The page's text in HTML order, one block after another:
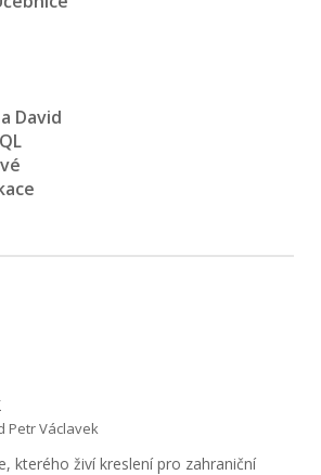
David
Petr Václavek
kterého živí kreslení pro zahraniční